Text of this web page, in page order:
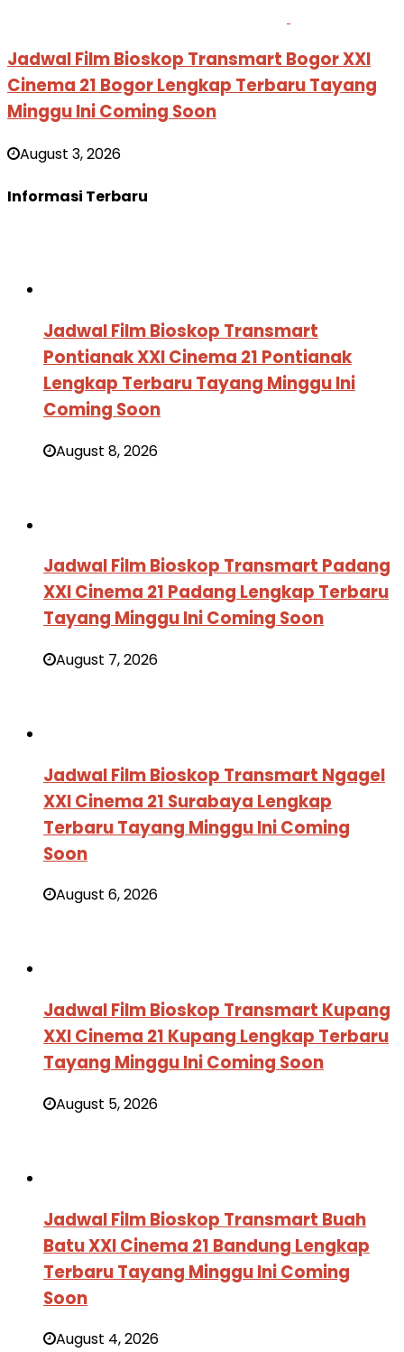
Jadwal Film Bioskop Transmart Bogor XXI
Cinema 21 Bogor Lengkap Terbaru Tayang
Minggu Ini Coming Soon
August 3, 2026
Informasi Terbaru
Jadwal Film Bioskop Transmart
Pontianak XXI Cinema 21 Pontianak
Lengkap Terbaru Tayang Minggu Ini
Coming Soon
August 8, 2026
Jadwal Film Bioskop Transmart Padang
XXI Cinema 21 Padang Lengkap Terbaru
Tayang Minggu Ini Coming Soon
August 7, 2026
Jadwal Film Bioskop Transmart Ngagel
XXI Cinema 21 Surabaya Lengkap
Terbaru Tayang Minggu Ini Coming
Soon
August 6, 2026
Jadwal Film Bioskop Transmart Kupang
XXI Cinema 21 Kupang Lengkap Terbaru
Tayang Minggu Ini Coming Soon
August 5, 2026
Jadwal Film Bioskop Transmart Buah
Batu XXI Cinema 21 Bandung Lengkap
Terbaru Tayang Minggu Ini Coming
Soon
August 4, 2026